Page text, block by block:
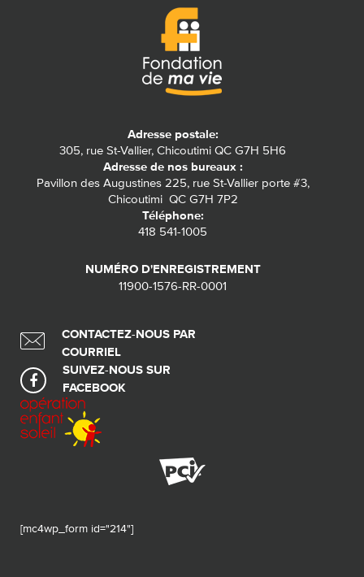
Adresse postale:
305, rue St-Vallier, Chicoutimi QC G7H 5H6
Adresse de nos bureaux :
Pavillon des Augustines 225, rue St-Vallier porte #3,
Chicoutimi QC G7H 7P2
Téléphone:
418 541-1005
NUMÉRO D'ENREGISTREMENT
11900-1576-RR-0001
CONTACTEZ-NOUS PAR
COURRIEL
SUIVEZ-NOUS SUR
FACEBOOK
[mc4wp_form id="214"]